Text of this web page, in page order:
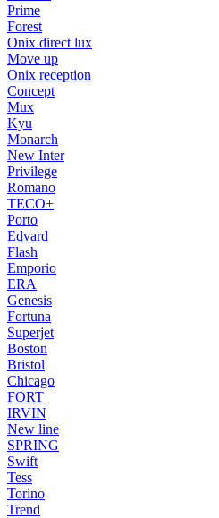
Prime
Forest
Onix direct lux
Move up
Onix reception
Concept
Mux
Kyu
Monarch
New Inter
Privilege
Romano
TECO+
Porto
Edvard
Flash
Emporio
ERA
Genesis
Fortuna
Superjet
Boston
Bristol
Chicago
FORT
IRVIN
New line
SPRING
Swift
Tess
Torino
Trend